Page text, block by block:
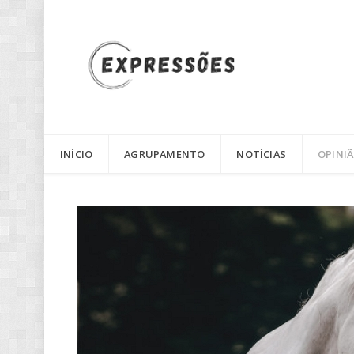
INÍCIO AGRUPAMENTO NOTÍCIAS